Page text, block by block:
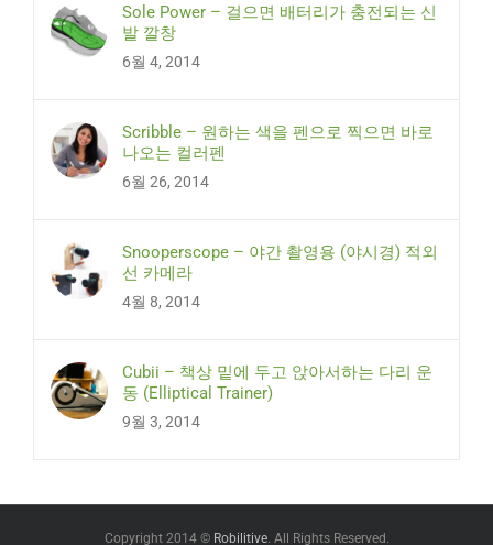
Sole Power – 걸으면 배터리가 충전되는 신
발 깔창
6월 4, 2014
Scribble – 원하는 색을 펜으로 찍으면 바로
나오는 컬러펜
6월 26, 2014
Snooperscope – 야간 촬영용 (야시경) 적외
선 카메라
4월 8, 2014
Cubii – 책상 밑에 두고 앉아서하는 다리 운
동 (Elliptical Trainer)
9월 3, 2014
Copyright 2014 © Robilitive. All Rights Reserved.